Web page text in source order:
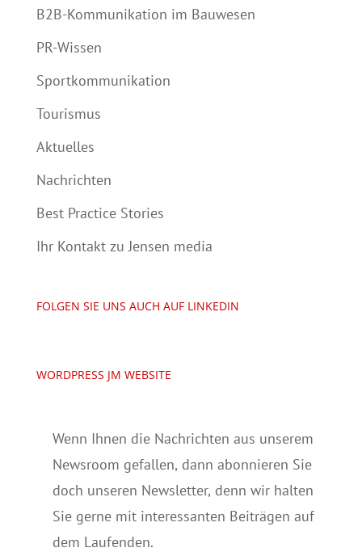
B2B-Kommunikation im Bauwesen
PR-Wissen
Sportkommunikation
Tourismus
Aktuelles
Nachrichten
Best Practice Stories
Ihr Kontakt zu Jensen media
FOLGEN SIE UNS AUCH AUF LINKEDIN
WORDPRESS JM WEBSITE
Wenn Ihnen die Nachrichten aus unserem
Newsroom gefallen, dann abonnieren Sie
doch unseren Newsletter, denn wir halten
Sie gerne mit interessanten Beiträgen auf
dem Laufenden.